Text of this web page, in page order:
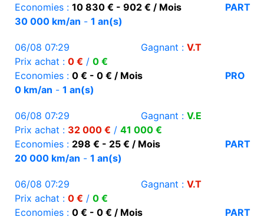
Economies : 10 830 € - 902 € / Mois
PART
30 000 km/an - 1 an(s)
06/08 07:29 Gagnant : V.T
Prix achat : 0 € / 0 €
Economies : 0 € - 0 € / Mois
PRO
0 km/an - 1 an(s)
06/08 07:29 Gagnant : V.E
Prix achat : 32 000 € / 41 000 €
Economies : 298 € - 25 € / Mois
PART
20 000 km/an - 1 an(s)
06/08 07:29 Gagnant : V.T
Prix achat : 0 € / 0 €
Economies : 0 € - 0 € / Mois
PART